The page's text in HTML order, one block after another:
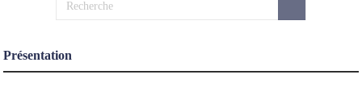
Présentation